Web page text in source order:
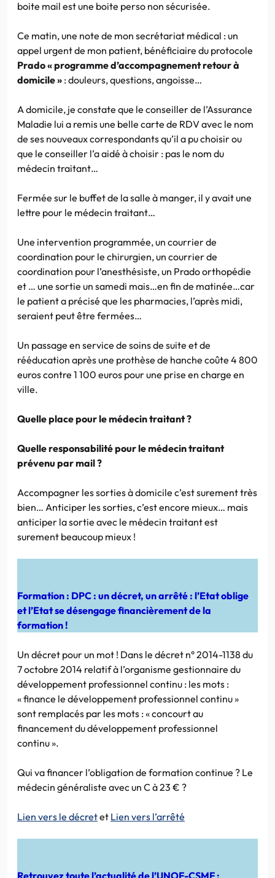
boite mail est une boite perso non sécurisée.
Ce matin, une note de mon secrétariat médical : un
appel urgent de mon patient, bénéficiaire du protocole
Prado « programme d’accompagnement retour à
domicile » : douleurs, questions, angoisse…
A domicile, je constate que le conseiller de l’Assurance
Maladie lui a remis une belle carte de RDV avec le nom
de ses nouveaux correspondants qu’il a pu choisir ou
que le conseiller l’a aidé à choisir : pas le nom du
médecin traitant…
Fermée sur le buffet de la salle à manger, il y avait une
lettre pour le médecin traitant…
Une intervention programmée, un courrier de
coordination pour le chirurgien, un courrier de
coordination pour l’anesthésiste, un Prado orthopédie
et … une sortie un samedi mais…en fin de matinée…car
le patient a précisé que les pharmacies, l’après midi,
seraient peut être fermées…
Un passage en service de soins de suite et de
rééducation après une prothèse de hanche coûte 4 800
euros contre 1 100 euros pour une prise en charge en
ville.
Quelle place pour le médecin traitant ?
Quelle responsabilité pour le médecin traitant
prévenu par mail ?
Accompagner les sorties à domicile c’est surement très
bien… Anticiper les sorties, c’est encore mieux… mais
anticiper la sortie avec le médecin traitant est
surement beaucoup mieux !
Formation : DPC : un décret, un arrêté : l’Etat oblige
et l’Etat se désengage financièrement de la
formation !
Un décret pour un mot ! Dans le décret n° 2014-1138 du
7 octobre 2014 relatif à l’organisme gestionnaire du
développement professionnel continu : les mots :
« finance le développement professionnel continu »
sont remplacés par les mots : « concourt au
financement du développement professionnel
continu ».
Qui va financer l’obligation de formation continue ? Le
médecin généraliste avec un C à 23 € ?
Lien vers le décretet Lien vers l’arrêté